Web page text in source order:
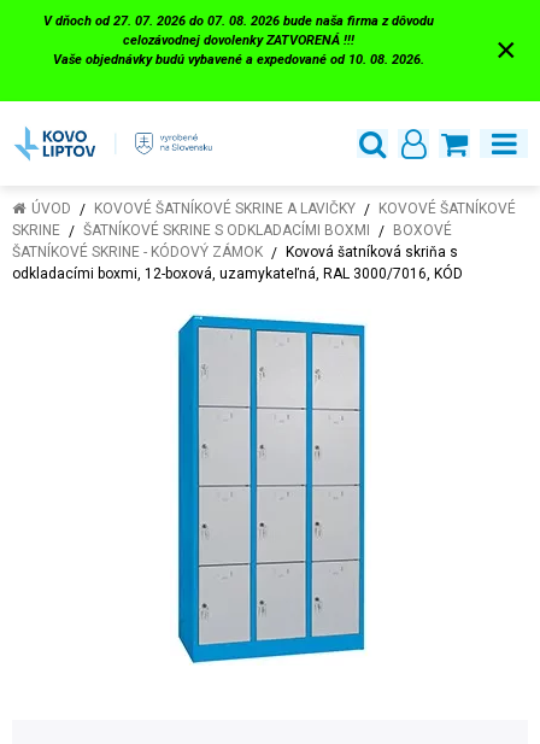
V dňoch od 27. 07. 2026 do 07. 08. 2026 bude naša firma z dôvodu
celozávodnej dovolenky ZATVORENÁ !!!
Vaše objednávky budú vybavené a expedované od 10. 08. 2026.
×
ÚVOD KOVOVÉ ŠATNÍKOVÉ SKRINE A LAVIČKY
KOVOVÉ ŠATNÍKOVÉ
SKRINE
ŠATNÍKOVÉ SKRINE S ODKLADACÍMI BOXMI
BOXOVÉ
ŠATNÍKOVÉ SKRINE - KÓDOVÝ ZÁMOK
Kovová šatníková skriňa s
odkladacími boxmi, 12-boxová, uzamykateľná, RAL 3000/7016, KÓD